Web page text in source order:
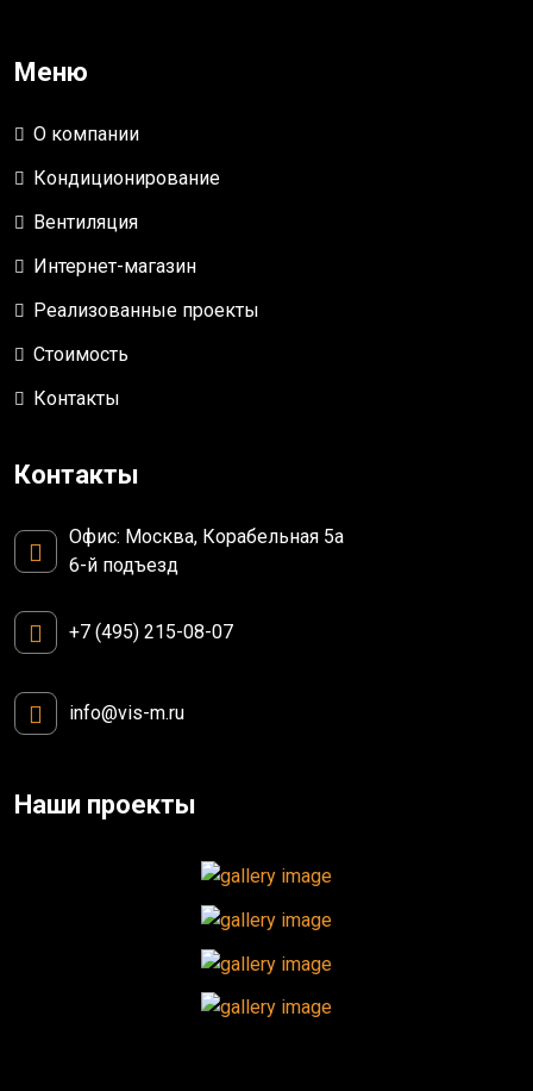
Меню
О компании
Кондиционирование
Вентиляция
Интернет-магазин
Реализованные проекты
Стоимость
Контакты
Контакты
Офис: Москва, Корабельная 5а
6-й подъезд
+7 (495) 215-08-07
info@vis-m.ru
Наши проекты